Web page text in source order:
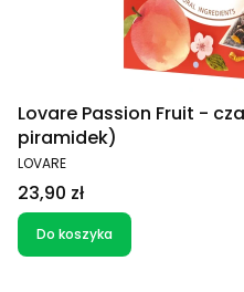
Lovare Passion Fruit -
piramidek)
PRODUCENT
LOVARE
Cena
23,90 zł
Do koszyka